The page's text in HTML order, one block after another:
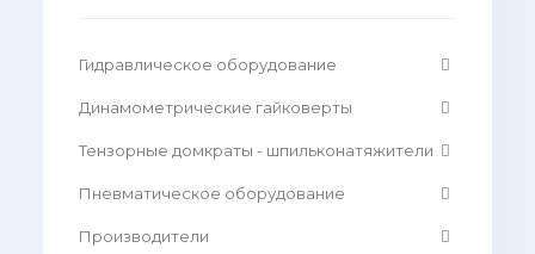
Гидравлическое оборудование
Динамометрические гайковерты
Тензорные домкраты - шпильконатяжители
Пневматическое оборудование
Производители